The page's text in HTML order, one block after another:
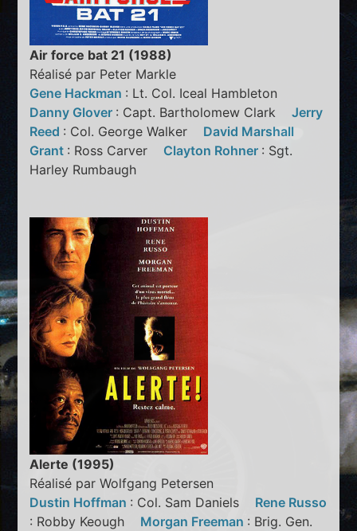
Air force bat 21 (1988)
Réalisé par Peter Markle
Gene Hackman : Lt. Col. Iceal Hambleton
Danny Glover : Capt. Bartholomew ClarkJerry
Reed : Col. George Walker David Marshall
Grant : Ross Carver Clayton Rohner : Sgt.
Harley Rumbaugh
Alerte (1995)
Réalisé par Wolfgang Petersen
Dustin Hoffman : Col. Sam Daniels Rene Russo
: Robby Keough Morgan Freeman : Brig. Gen.